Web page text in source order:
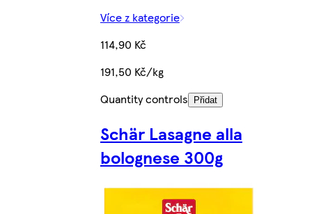
Více z kategorie
114,90 Kč
191,50 Kč/kg
Quantity controls
Přidat
Schär Lasagne alla
bolognese 300g